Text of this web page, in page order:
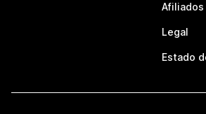
Afiliados
Legal
Estado